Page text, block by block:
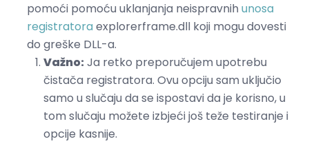
pomoći pomoću uklanjanja neispravnih unosa
registratoraexplorerframe.dll koji mogu dovesti
do greške DLL-a.
Važno: Ja retko preporučujem upotrebu
čistača registratora. Ovu opciju sam uključio
samo u slučaju da se ispostavi da je korisno, u
tom slučaju možete izbjeći još teže testiranje i
opcije kasnije.